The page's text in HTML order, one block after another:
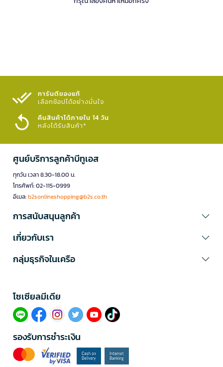
การันตีของแท้
เลือกช้อปได้อย่างมั่นใจ​
คืนสินค้าได้ภายใน 14 วัน
หลังได้รับสินค้า*
ศูนย์บริการลูกค้าบีทูเอส
ทุกวัน เวลา 8.30-18.00 น.
โทรศัพท์: 02-115-0999
อีเมล:b2sonlineshopping@b2s.co.th
การสนับสนุนลูกค้า
เกี่ยวกับเรา
กลุ่มธุรกิจในเครือ
โซเซียลมีเดีย​
รองรับการชำระเงิน